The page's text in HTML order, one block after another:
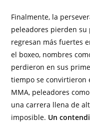
Finalmente, la
peleadores pierden
regresan más fuertes
el boxeo, nombres
perdieron en sus
tiempo se convirtieron
MMA, peleadores
una carrera llena de
imposible. Un